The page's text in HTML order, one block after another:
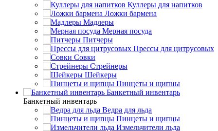
Куллеры для напитков
Ложки бармена
Мадлеры
Мерная посуда
Питчеры
Прессы для цитрусовых
Совки
Стрейнеры
Шейкеры
Пинцеты и щипцы
Банкетный инвентарь
Банкетный инвентарь
Ведра для льда
Пинцеты и щипцы
Измельчители льда